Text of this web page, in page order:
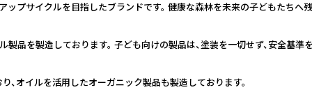
ップサイクルを目指したブランドです。 健康な森林を未来の子どもたちへ
製品を製造しております。 子ども向けの製品は、塗装を一切せず、安全基
、オイルを活用したオーガニック製品も製造しております。